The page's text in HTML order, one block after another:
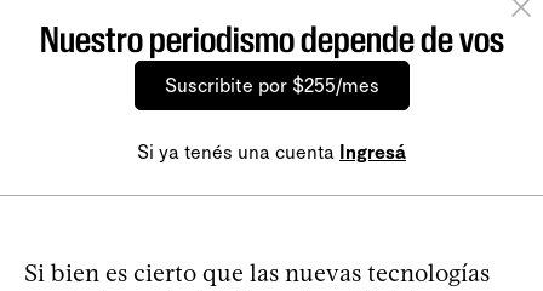
Nuestro periodismo depende de vos
Suscribite por $255/mes
Si ya tenés una cuenta Ingresá
Si bien es cierto que las nuevas tecnologías